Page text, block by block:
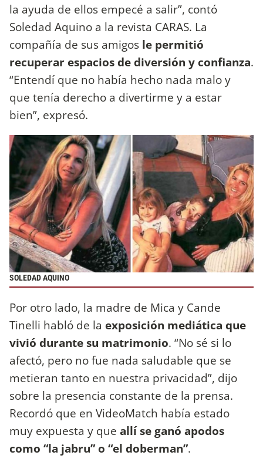
la ayuda de ellos empecé a salir”, contó
Soledad Aquino a la revista CARAS. La
compañía de sus amigos le permitió
recuperar espacios de diversión y confianza.
“Entendí que no había hecho nada malo y
que tenía derecho a divertirme y a estar
bien”, expresó.
SOLEDAD AQUINO
Por otro lado, la madre de Mica y Cande
Tinelli habló de la exposición mediática que
vivió durante su matrimonio. “No sé si lo
afectó, pero no fue nada saludable que se
metieran tanto en nuestra privacidad”, dijo
sobre la presencia constante de la prensa.
Recordó que en VideoMatch había estado
muy expuesta y que allí se ganó apodos
como “la jabru” o “el doberman”.